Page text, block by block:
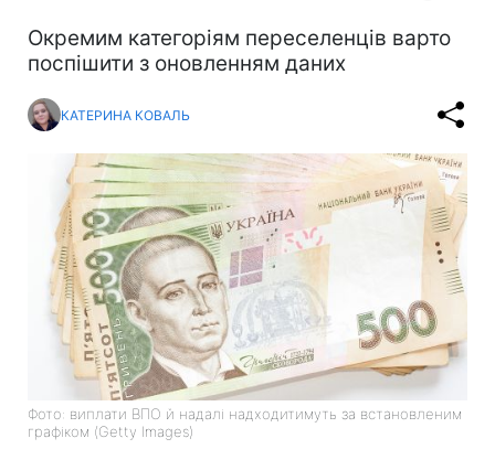
Окремим категоріям переселенців варто
поспішити з оновленням даних
КАТЕРИНА КОВАЛЬ
Фото: виплати ВПО й надалі надходитимуть за встановленим
графіком (Getty Images)